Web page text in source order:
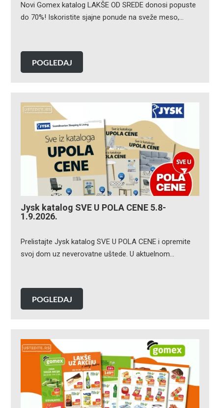
Novi Gomex katalog LAKŠE OD SREDE donosi popuste
do 70%! Iskoristite sjajne ponude na sveže meso,…
POGLEDAJ
Jysk katalog SVE U POLA CENE 5.8-
1.9.2026.
Prelistajte Jysk katalog SVE U POLA CENE i opremite
svoj dom uz neverovatne uštede. U aktuelnom…
POGLEDAJ